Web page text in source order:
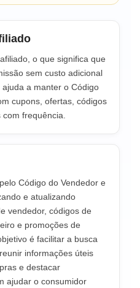
o que significa que
sem custo adicional
a manter o Código
cupons, ofertas, códigos
frequência.
Código do Vendedor e
e atualizando
vendedor, códigos de
e promoções de
é facilitar a busca
informações úteis
e destacar
ajudar o consumidor